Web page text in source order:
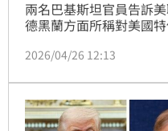
兩名巴基斯坦官員告訴
德黑蘭方面所稱對美國
2026/04/26 12:13